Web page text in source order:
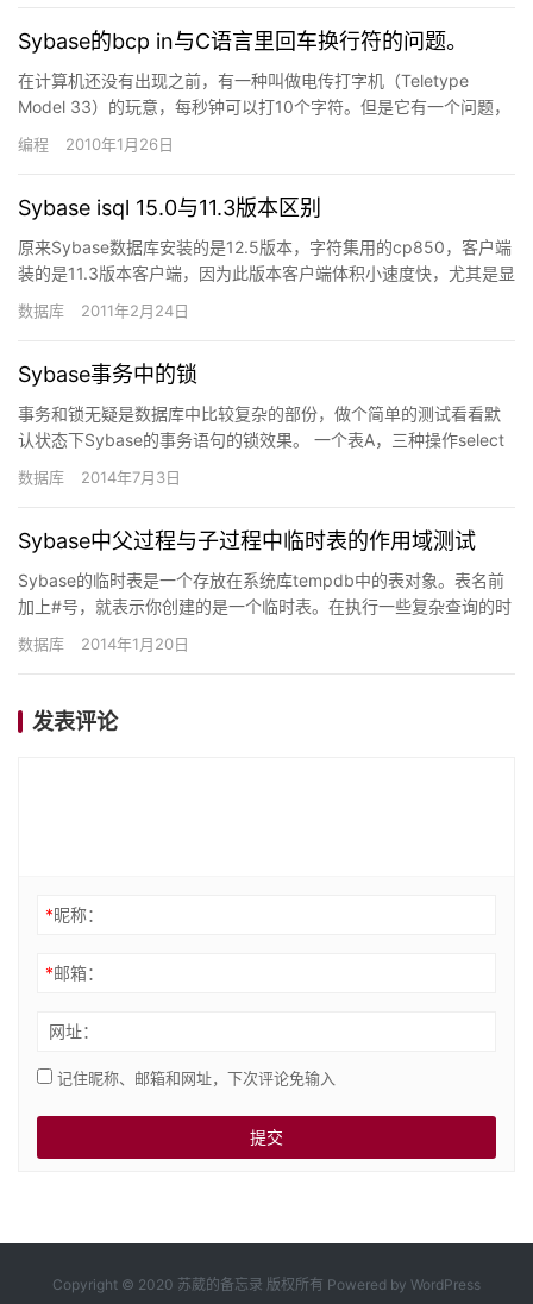
Sybase的bcp in与C语言里回车换行符的问题。
在计算机还没有出现之前，有一种叫做电传打字机（Teletype
Model 33）的玩意，每秒钟可以打10个字符。但是它有一个问题，
就是打完一行换行的时候，要用去0.2秒，正好可以…
编程 2010年1月26日
Sybase isql 15.0与11.3版本区别
原来Sybase数据库安装的是12.5版本，字符集用的cp850，客户端
装的是11.3版本客户端，因为此版本客户端体积小速度快，尤其是显
示数据库中存储过程时比12.5版客户端优势明…
数据库 2011年2月24日
Sybase事务中的锁
事务和锁无疑是数据库中比较复杂的部份，做个简单的测试看看默
认状态下Sybase的事务语句的锁效果。 一个表A，三种操作select
/insert/update 在事务开始后，结束…
数据库 2014年7月3日
Sybase中父过程与子过程中临时表的作用域测试
Sybase的临时表是一个存放在系统库tempdb中的表对象。表名前
加上#号，就表示你创建的是一个临时表。在执行一些复杂查询的时
候，临时表能够作为临时数据存储中间结果，从而简化查询…
数据库 2014年1月20日
发表评论
*昵称：
*邮箱：
网址：
记住昵称、邮箱和网址，下次评论免输入
Copyright © 2020 苏葳的备忘录 版权所有 Powered by WordPress